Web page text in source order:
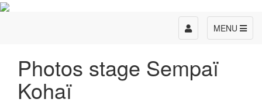
MENU
Toggle
navigation
Photos stage Sempaï
Kohaï